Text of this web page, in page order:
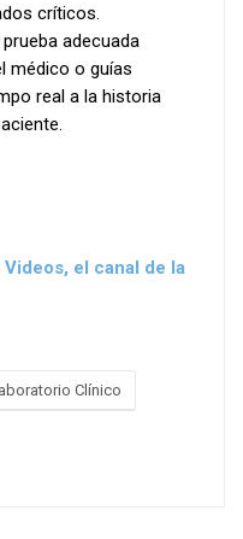
críticos.
adecuada
médico o guías
real a la historia
el canal de la
Clínico